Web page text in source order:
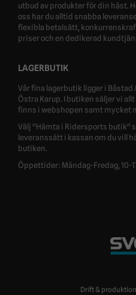
utbud av produkter för din häst.
oss har du alltid snabba
flexibla betalsätt,
priser och en dedikerad
LAGERBUTIK
Vår fina lagerbutik ligger i Båstad /
Östra Karup. I butiken säljer vi allt
finns i webshopen samt mycket
Välj "Hämta i Ridersports butik"
leveranssätt i kassan om du vill
butiken.
Öppettider: Måndag-Fredag, 10-
Drift &